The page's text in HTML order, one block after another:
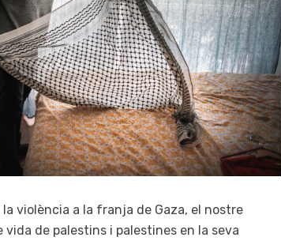
violència a la franja de Gaza, el nostre
de palestins i palestines en la seva